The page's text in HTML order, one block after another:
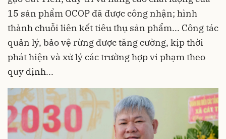
15 sản phẩm OCOP đã được công nhận; hình
thành chuỗi liên kết tiêu thụ sản phẩm... Công tác
quản lý, bảo vệ rừng được tăng cường, kịp thời
phát hiện và xử lý các trường hợp vi phạm theo
quy định...